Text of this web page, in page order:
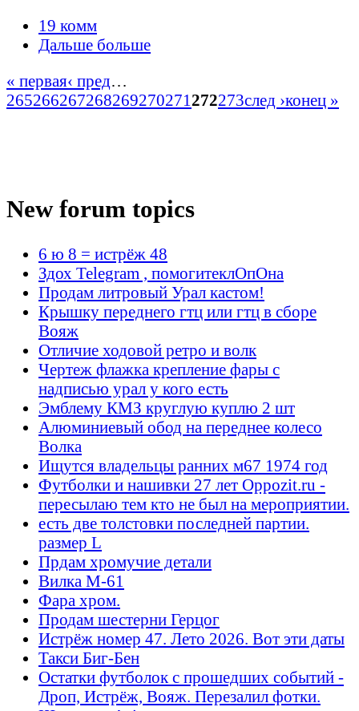
19 комм
Дальше больше
« первая‹ пред…
265266267268269270271272273след ›конец »
New forum topics
6 ю 8 = истрёж 48
Здох Telegram , помогитеклОпОна
Продам литровый Урал кастом!
Крышку переднего гтц или гтц в сборе
Вояж
Отличие ходовой ретро и волк
Чертеж флажка крепление фары с
надписью урал у кого есть
Эмблему КМЗ круглую куплю 2 шт
Алюминиевый обод на переднее колесо
Волка
Ищутся владельцы ранних м67 1974 год
Футболки и нашивки 27 лет Oppozit.ru -
пересылаю тем кто не был на мероприятии.
есть две толстовки последней партии.
размер L
Прдам хромучие детали
Вилка М-61
Фара хром.
Продам шестерни Герцог
Истрёж номер 47. Лето 2026. Вот эти даты
Такси Биг-Бен
Остатки футболок с прошедших событий -
Дроп, Истрёж, Вояж. Перезалил фотки.